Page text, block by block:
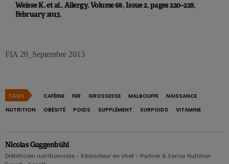
Weisse K. et al., Allergy, Volume 68, Issue 2, pages 220–228,
February 2013.
FIA 20_Septembre 2013
TAGS CAFÉINE FER GROSSESSE MALBOUFFE
NAISSANCE
NUTRITION
OBÉSITÉ POIDS SUPPLÉMENT SURPOIDS VITAMINE
Nicolas Guggenbühl
Diététicien nutritionniste - Rédacteur en chef - Partner & Senior Nutrition